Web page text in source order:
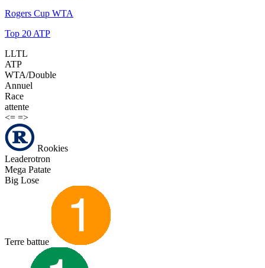
Rogers Cup WTA
Top 20 ATP
LLTL
ATP
WTA/Double
Annuel
Race
attente
<= =>
Rookies
Leaderotron
Mega Patate
Big Lose
Terre battue